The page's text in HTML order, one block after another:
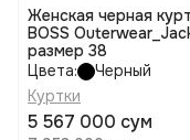
Женская черная
BOSS
размер 38
Цвета:
Черный
Куртки
5 567 000 сум